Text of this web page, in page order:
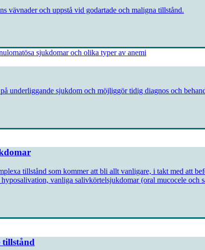
vävnader och uppstå vid godartade och maligna tillstånd.
underliggande sjukdom och möjliggör tidig diagnos och
tillstånd som kommer att bli allt vanligare, i takt med att
vanliga salivkörtelsjukdomar (oral mucocele och
tillstånd